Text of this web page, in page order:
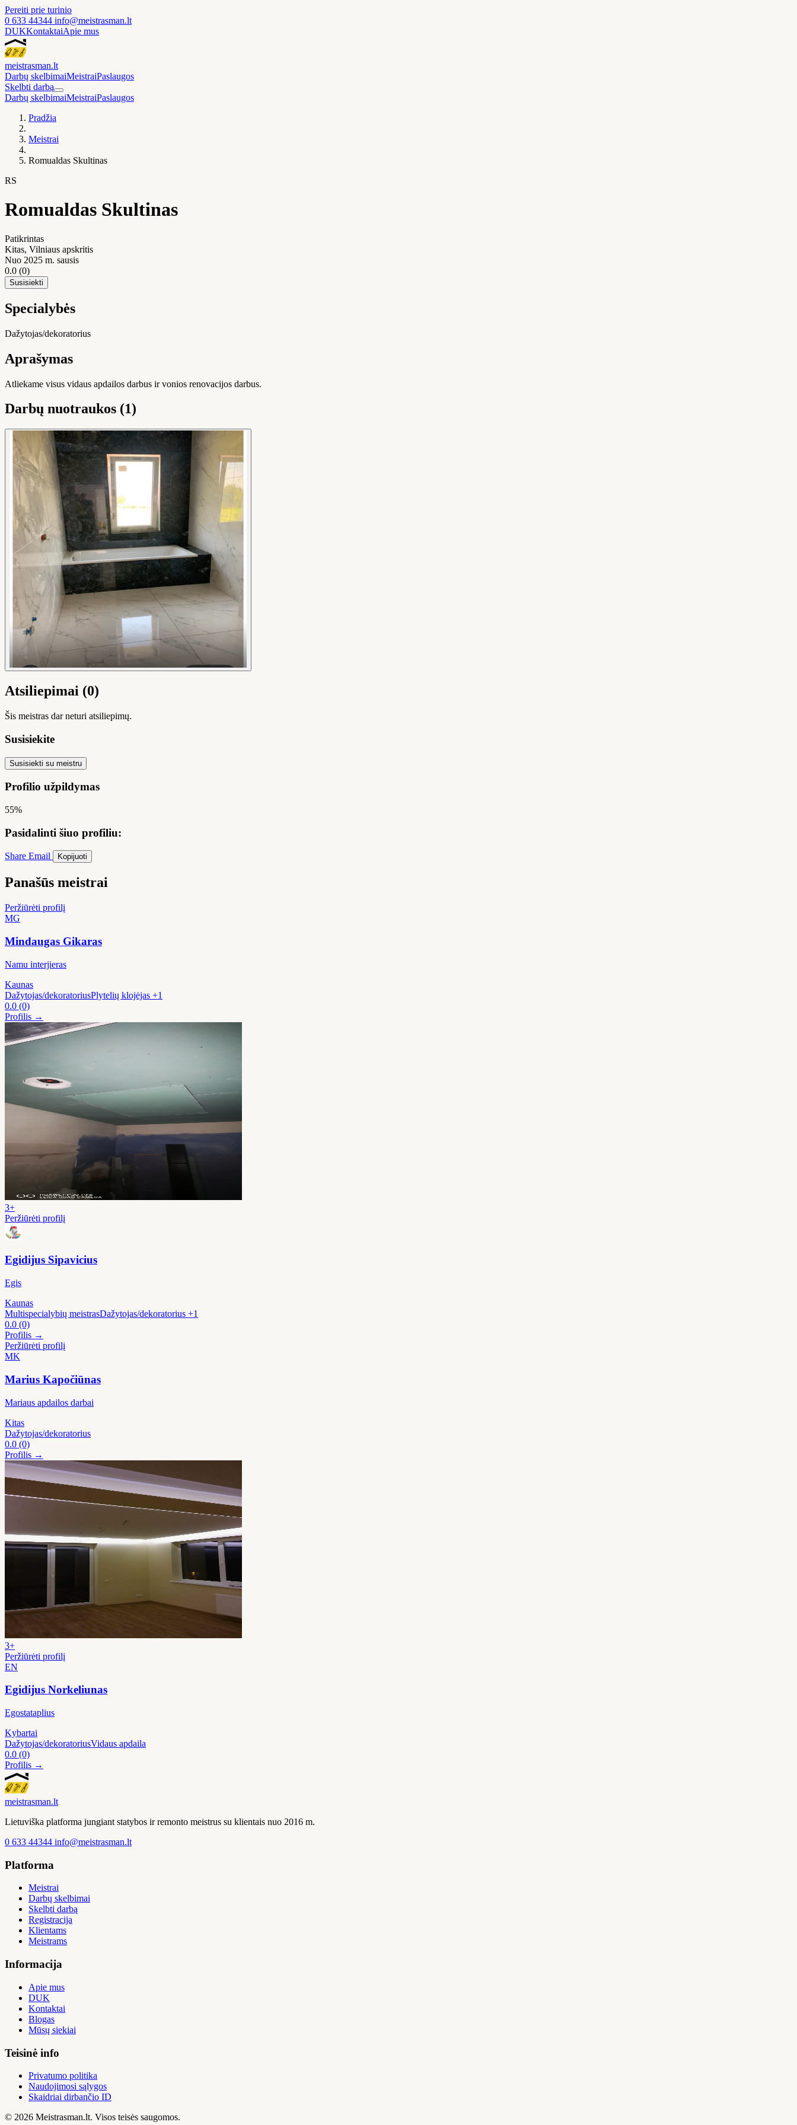
Pereiti prie turinio
0 633 44344 info@meistrasman.lt
DUKKontaktaiApie mus
meistrasman.lt
Darbų skelbimaiMeistraiPaslaugos
Skelbti darbą
Darbų skelbimaiMeistraiPaslaugos
Pradžia
Meistrai
Romualdas Skultinas
RS
Romualdas Skultinas
Patikrintas
Kitas, Vilniaus apskritis
Nuo 2025 m. sausis
0.0 (0)
Susisiekti
Specialybės
Dažytojas/dekoratorius
Aprašymas
Atliekame visus vidaus apdailos darbus ir vonios renovacijos darbus.
Darbų nuotraukos (1)
Atsiliepimai (0)
Šis meistras dar neturi atsiliepimų.
Susisiekite
Susisiekti su meistru
Profilio užpildymas
55%
Pasidalinti šiuo profiliu:
Share Email Kopijuoti
Panašūs meistrai
Peržiūrėti profilį
MG
Mindaugas Gikaras
Namu interjieras
Kaunas
Dažytojas/dekoratoriusPlytelių klojėjas +1
0.0 (0)
Profilis →
3+
Peržiūrėti profilį
Egidijus Sipavicius
Egis
Kaunas
Multispecialybių meistrasDažytojas/dekoratorius +1
0.0 (0)
Profilis →
Peržiūrėti profilį
MK
Marius Kapočiūnas
Mariaus apdailos darbai
Kitas
Dažytojas/dekoratorius
0.0 (0)
Profilis →
3+
Peržiūrėti profilį
EN
Egidijus Norkeliunas
Egostataplius
Kybartai
Dažytojas/dekoratoriusVidaus apdaila
0.0 (0)
Profilis →
meistrasman.lt
Lietuviška platforma jungiant statybos ir remonto meistrus su klientais nuo 2016 m.
0 633 44344 info@meistrasman.lt
Platforma
Meistrai
Darbų skelbimai
Skelbti darbą
Registracija
Klientams
Meistrams
Informacija
Apie mus
DUK
Kontaktai
Blogas
Mūsų siekiai
Teisinė info
Privatumo politika
Naudojimosi sąlygos
Skaidriai dirbančio ID
© 2026 Meistrasman.lt. Visos teisės saugomos.